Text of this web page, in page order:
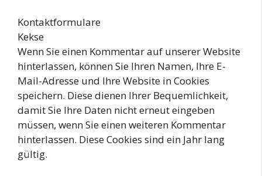
Kontaktformulare
Kekse
Wenn Sie einen Kommentar auf unserer Website
hinterlassen, können Sie Ihren Namen, Ihre E-
Mail-Adresse und Ihre Website in Cookies
speichern. Diese dienen Ihrer Bequemlichkeit,
damit Sie Ihre Daten nicht erneut eingeben
müssen, wenn Sie einen weiteren Kommentar
hinterlassen. Diese Cookies sind ein Jahr lang
gültig.